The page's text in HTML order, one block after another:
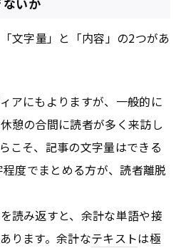
文字量」と「内容」の2つがあ
アにもよりますが、一般的に
憩の合間に読者が多く来訪し
こそ、記事の文字量はできる
度でまとめる方が、読者離脱
読み返すと、余計な単語や接
ります。余計なテキストは極